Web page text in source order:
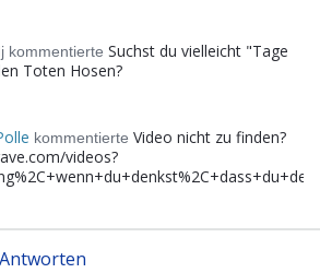
kommentierte Suchst du vielleicht "Tage
Toten Hosen?
kommentierte Video nicht zu finden?
videos?